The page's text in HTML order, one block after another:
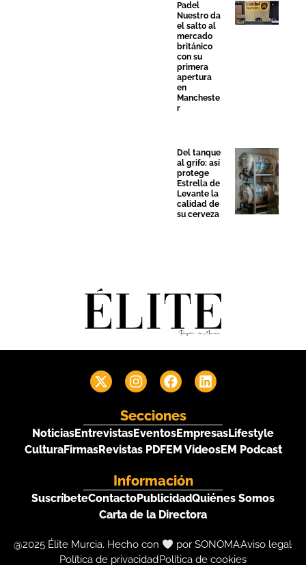
Padel
Nuestro da
el salto al
mercado
británico
con su
primera
apertura
en
Mancheste
r
Del tanque
al grifo: así
protege
Estrella de
Levante la
calidad de
su cerveza
Secciones
NoticiasEntrevistasEventosEmpresasLifestyle
CulturaFirmasRevistas PDFEM VideosEM Podcast
Información
SuscríbeteContactoPublicidadQuiénes Somos
Carta de la Directora
@2025 Élite Murcia. Hecho con por SONOMAAviso legal
Política de privacidadPolítica de cookies